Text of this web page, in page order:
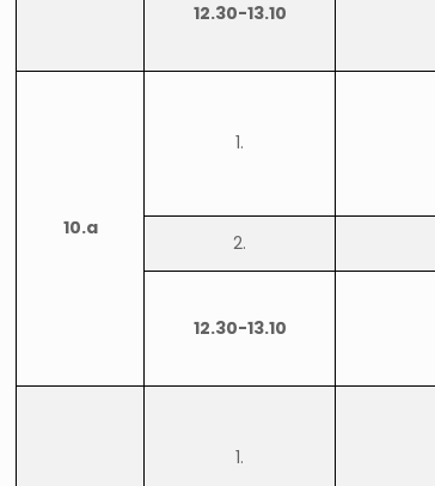
12.30-13.10
10.a
1.
2.
12.30-13.10
1.